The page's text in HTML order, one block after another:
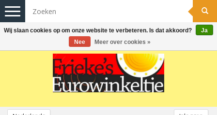
Toggle
navigation
Wij slaan cookies op om onze website te verbeteren. Is dat akkoord?
Ja
Nee
Meer over cookies »